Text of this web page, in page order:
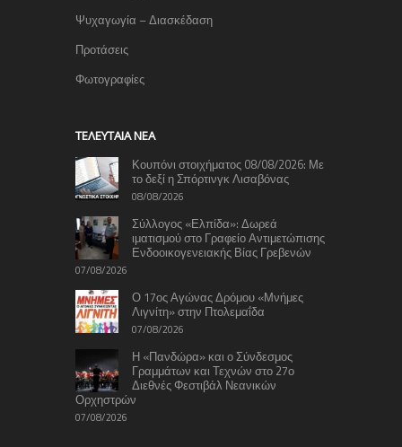
Ψυχαγωγία – Διασκέδαση
Προτάσεις
Φωτογραφίες
TΕΛΕΥΤΑΊΑ ΝΈΑ
Κουπόνι στοιχήματος 08/08/2026: Με
το δεξί η Σπόρτινγκ Λισαβόνας
08/08/2026
Σύλλογος «Ελπίδα»: Δωρεά
ιματισμού στο Γραφείο Αντιμετώπισης
Ενδοοικογενειακής Βίας Γρεβενών
07/08/2026
Ο 17ος Αγώνας Δρόμου «Μνήμες
Λιγνίτη» στην Πτολεμαΐδα
07/08/2026
Η «Πανδώρα» και ο Σύνδεσμος
Γραμμάτων και Τεχνών στο 27ο
Διεθνές Φεστιβάλ Νεανικών
Ορχηστρών
07/08/2026